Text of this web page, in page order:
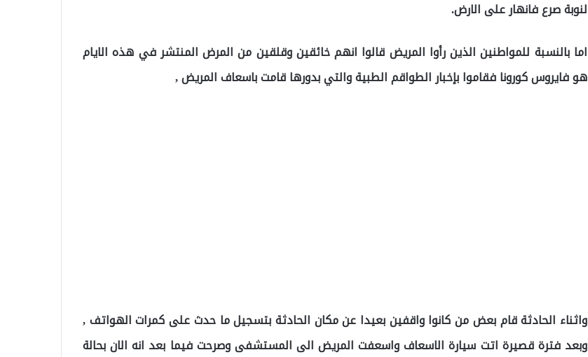
لنوبة صرع فانهار على الارض.
اما بالنسبة للمواطنين الذين رأوا المريض قالوا انهم خائقين وقلقين من المرض المنتشر في هذه الايام
هو فايروس كورونا فقاموا بإخبار الطواقم الطبية والتي بدورها قامت باسعاف المريض ,
واثناء الحادثة قام بعض من كانوا واقفين بعيدا عن مكان الحادثة بتسجيل ما حدث على كمرات الهواتف ,
وبعد فترة قصيرة اتت سيارة الاسعاف واسعفت المريض الى المستشفى وصرحت فيما بعد انه الان بحالة